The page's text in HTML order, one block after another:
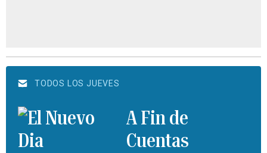
TODOS LOS JUEVES
A Fin de
Cuentas